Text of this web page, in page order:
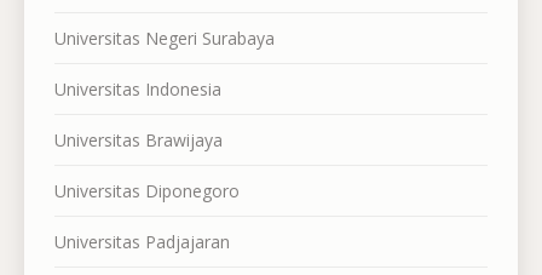
Universitas Negeri Surabaya
Universitas Indonesia
Universitas Brawijaya
Universitas Diponegoro
Universitas Padjajaran